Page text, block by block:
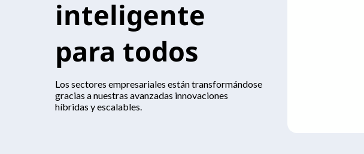
inteligente
para todos
Los sectores empresariales están transformándose
gracias a nuestras avanzadas innovaciones
híbridas y escalables.